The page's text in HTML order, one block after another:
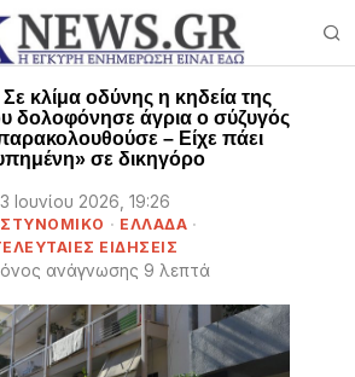
κλίμα οδύνης η κηδεία της
δολοφόνησε άγρια ο σύζυγός
– Είχε πάει
σε δικηγόρο
3 Ιουνίου 2026, 19:26
· ΕΛΛΑΔΑ ·
ΕΙΔΗΣΕΙΣ
ανάγνωσης 9 λεπτά